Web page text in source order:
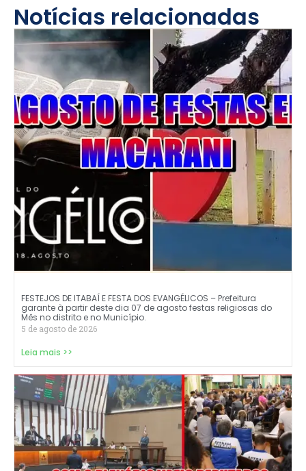
Notícias relacionadas
FESTEJOS DE ITABAÍ E FESTA DOS EVANGÉLICOS – Prefeitura
garante à partir deste dia 07 de agosto festas religiosas do
Mês no distrito e no Município.
5 de agosto de 2026
Leia mais >>